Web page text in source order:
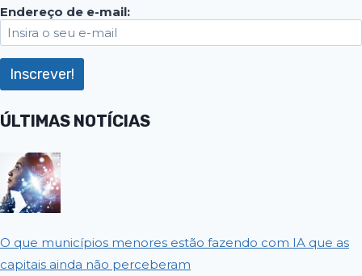
Endereço de e-mail:
ÚLTIMAS NOTÍCIAS
O que municípios menores estão fazendo com IA que as
capitais ainda não perceberam